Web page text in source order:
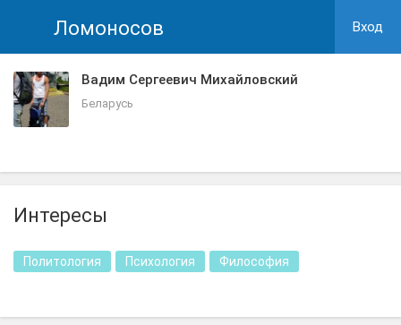
Ломоносов Вход
Вадим Сергеевич Михайловский
Беларусь
Интересы
Политология Психология Философия